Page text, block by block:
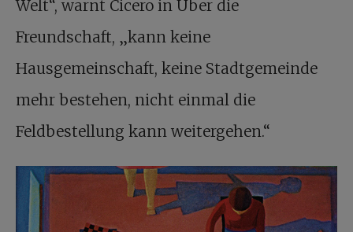
Welt“, warnt Cicero in Über die
Freundschaft, „kann keine
Hausgemeinschaft, keine Stadtgemeinde
mehr bestehen, nicht einmal die
Feldbestellung kann weitergehen.“